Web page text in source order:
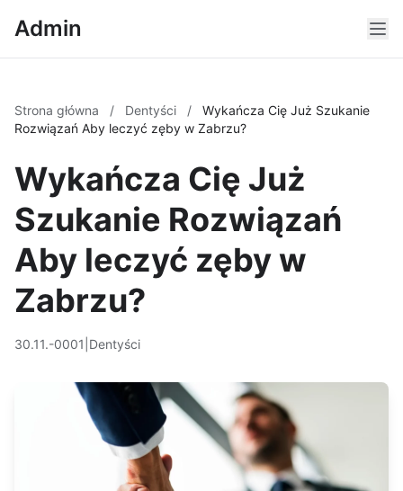
Admin
Strona główna / Dentyści /
Wykańcza Cię Już Szukanie
Rozwiązań Aby leczyć zęby w Zabrzu?
Wykańcza Cię Już
Szukanie Rozwiązań
Aby leczyć zęby w
Zabrzu?
30.11.-0001 Dentyści